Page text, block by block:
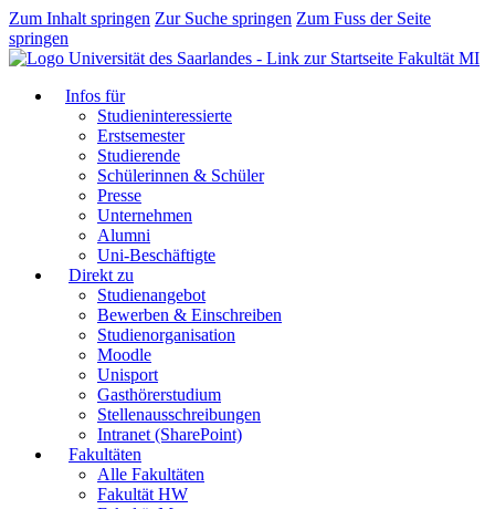
Zum Inhalt springen Zur Suche springen Zum Fuss der Seite
springen
Fakultät MI
Infos für
Studieninteressierte
Erstsemester
Studierende
Schülerinnen & Schüler
Presse
Unternehmen
Alumni
Uni-Beschäftigte
Direkt zu
Studienangebot
Bewerben & Einschreiben
Studienorganisation
Moodle
Unisport
Gasthörerstudium
Stellenausschreibungen
Intranet (SharePoint)
Fakultäten
Alle Fakultäten
Fakultät HW